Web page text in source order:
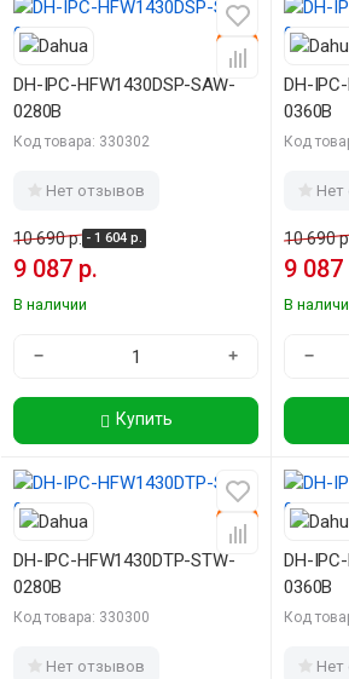
DH-IPC-HFW1430DSP-SAW-
0280B
Код товара: 330302
Нет отзывов
10 690 р. - 1 604 р.
9 087 р.
В наличии
− +
Купить
DH-
0360B
Код
Нет
10 690
9 087
В
−
DH-IPC-HFW1430DTP-STW-
0280B
Код товара: 330300
Нет отзывов
DH-
0360B
Код
Нет